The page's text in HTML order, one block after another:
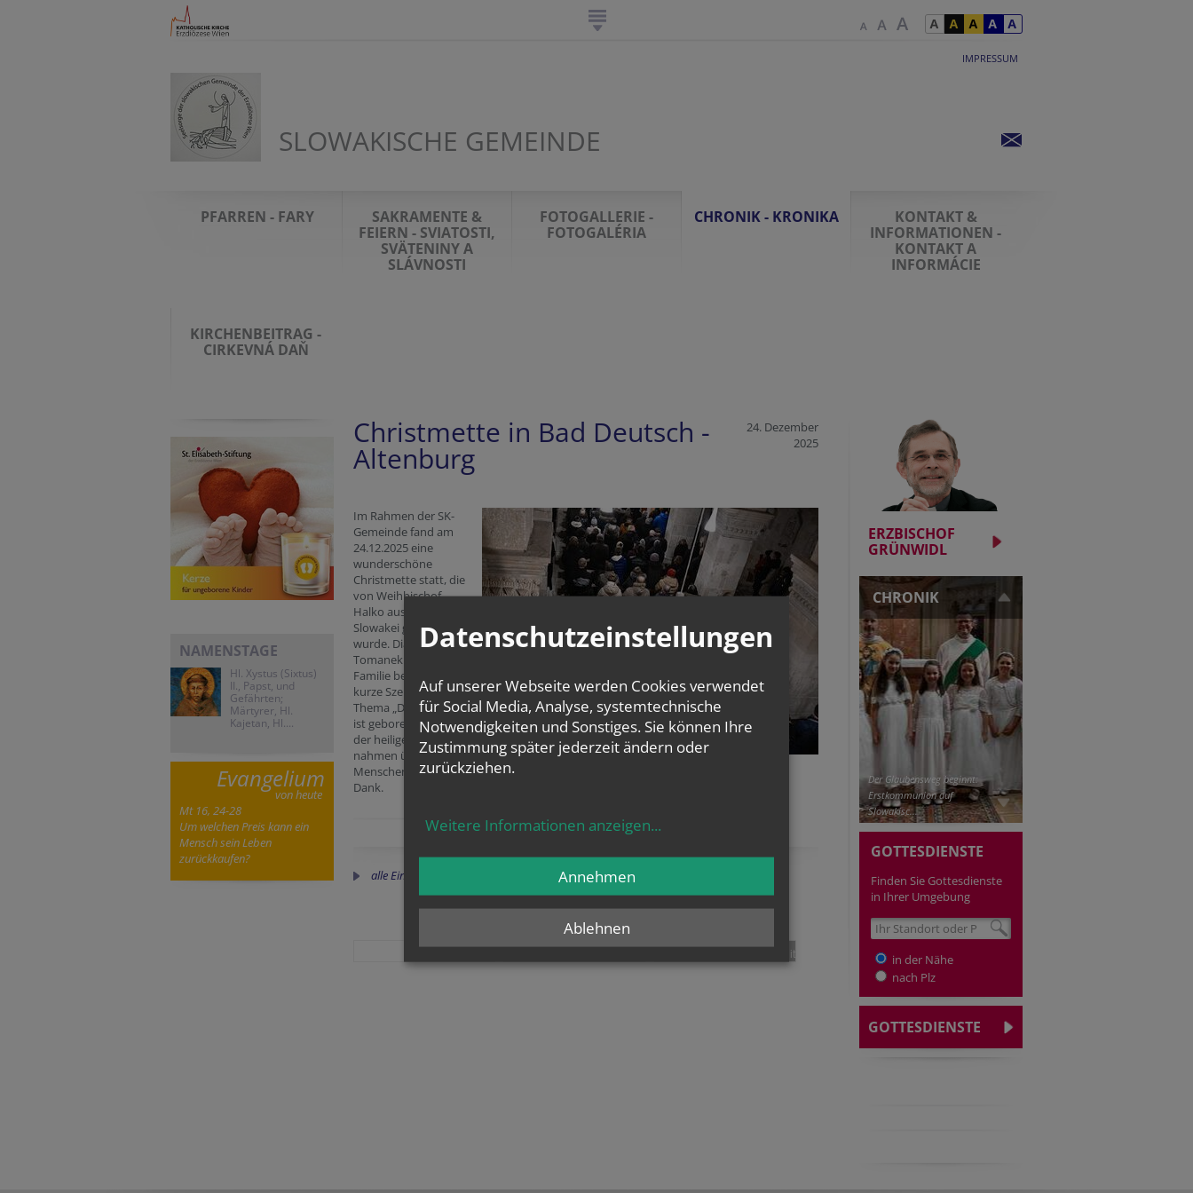
IMPRESSUM
SLOWAKISCHE GEMEINDE
PFARREN - FARY
SAKRAMENTE &
FEIERN - SVIATOSTI,
SVÄTENINY A
SLÁVNOSTI
FOTOGALLERIE -
FOTOGALÉRIA
CHRONIK - KRONIKA
KONTAKT &
INFORMATIONEN -
KONTAKT A
INFORMÁCIE
KIRCHENBEITRAG -
CIRKEVNÁ DAŇ
NAMENSTAGE
Hl. Xystus (Sixtus)
II., Papst, und
Gefährten;
Märtyrer, Hl.
Kajetan, Hl....
Evangelium
von heute
Mt 16, 24-28
Um welchen Preis kann ein
Mensch sein Leben
zurückkaufen?
Christmette in Bad Deutsch -
Altenburg
24. Dezember
2025
Im Rahmen der SK-
Gemeinde fand am
24.12.2025 eine
wunderschöne
Christmette statt, die
von Weihbischof
Halko aus der
Slowakei geleitet
wurde. Diakon Paul
Tomanek und seine
Familie bereiteten eine
kurze Szene zum
Thema „Der gute Hirte
ist geboren“ vor. An
der heiligen Messe
nahmen über 160
Menschen teil. Gott sei
Dank.
alle Einträge anzeigen
pin it
ERZBISCHOF
GRÜNWIDL
CHRONIK
Der Glaubensweg beginnt:
Erstkommunion auf
Slowakisc...
GOTTESDIENSTE
Finden Sie Gottesdienste
in Ihrer Umgebung
in der Nähe
nach Plz
GOTTESDIENSTE
Datenschutzeinstellungen
Auf unserer Webseite werden Cookies verwendet
für Social Media, Analyse, systemtechnische
Notwendigkeiten und Sonstiges. Sie können Ihre
Zustimmung später jederzeit ändern oder
zurückziehen.
Weitere Informationen anzeigen...
Ablehnen
Annehmen